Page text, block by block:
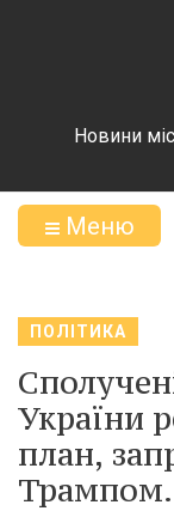
Новини
Меню
ПОЛІТИКА
України
план,
Трампом.